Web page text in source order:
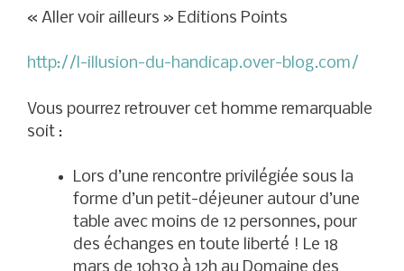
« Aller voir ailleurs » Editions Points
http://l-illusion-du-handicap.over-blog.com/
Vous pourrez retrouver cet homme remarquable
soit :
Lors d’une rencontre privilégiée sous la
forme d’un petit-déjeuner autour d’une
table avec moins de 12 personnes, pour
des échanges en toute liberté ! Le 18